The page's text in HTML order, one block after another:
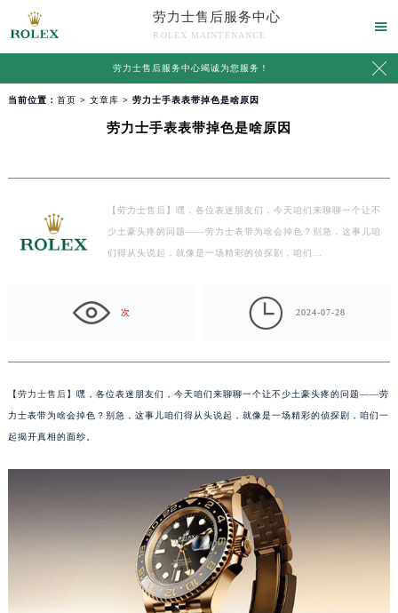
劳力士售后服务中心
ROLEX MAINTENANCE

劳力士售后服务中心竭诚为您服务！ 
当前位置： 首页 > 文章库 > 劳力士手表表带掉色是啥原因
劳力士手表表带掉色是啥原因
【劳力士售后】嘿，各位表迷朋友们，今天咱们来聊聊一个让不
少土豪头疼的问题——劳力士表带为啥会掉色？别急，这事儿咱
们得从头说起，就像是一场精彩的侦探剧，咱们…
次  2024-07-28
【劳力士售后】嘿，各位表迷朋友们，今天咱们来聊聊一个让不少土豪头疼的问题——劳
力士表带为啥会掉色？别急，这事儿咱们得从头说起，就像是一场精彩的侦探剧，咱们一
起揭开真相的面纱。